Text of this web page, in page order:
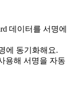
데이터를 서명에
에 동기화해요.
용해 서명을 자동